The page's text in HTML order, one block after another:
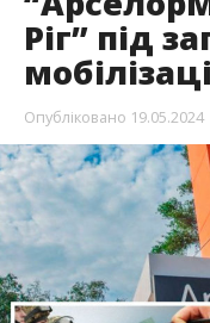
Ріг” під
Опубліковано 19.05.2024